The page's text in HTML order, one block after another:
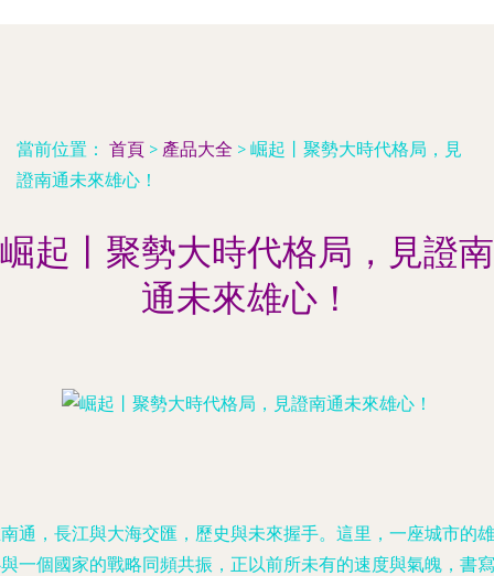
當前位置： 首頁 > 產品大全 > 崛起丨聚勢大時代格局，見
證南通未來雄心！
崛起丨聚勢大時代格局，見證南
通未來雄心！
通，長江與大海交匯，歷史與未來握手。這里，一座城市的雄
一個國家的戰略同頻共振，正以前所未有的速度與氣魄，書寫